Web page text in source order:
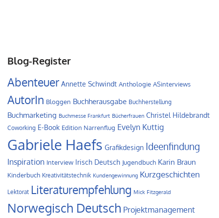
Blog-Register
Abenteuer Annette Schwindt Anthologie ASinterviews
AutorIn Bloggen Buchherausgabe Buchherstellung
Buchmarketing Buchmesse Frankfurt Bücherfrauen Christel Hildebrandt
Coworking E-Book Edition Narrenflug Evelyn Kuttig
Gabriele Haefs Grafikdesign Ideenfindung
Inspiration Interview Irisch Deutsch Jugendbuch Karin Braun
Kinderbuch Kreativitätstechnik Kundengewinnung Kurzgeschichten
Lektorat Literaturempfehlung Mick Fitzgerald
Norwegisch Deutsch Projektmanagement